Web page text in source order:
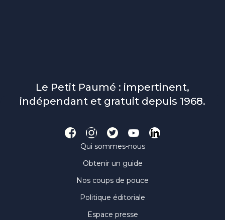
Le Petit Paumé : impertinent,
indépendant et gratuit depuis 1968.
Qui sommes-nous
Obtenir un guide
Nos coups de pouce
Politique éditoriale
Espace presse